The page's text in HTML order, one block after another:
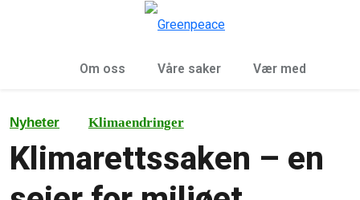
Om oss Våre saker Vær med
Nyheter Klimaendringer
Klimarettssaken – en